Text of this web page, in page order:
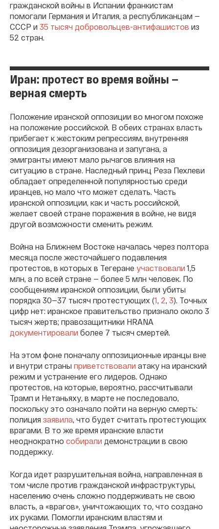
гражданской войны в Испании франкистам
помогали Германия и Италия, а республиканцам —
СССР и 35 тысяч добровольцев-антифашистов из
52 стран.
Иран: протест во время войны —
верная смерть
Положение иранской оппозиции во многом похоже
на положение российской. В обеих странах власть
прибегает к жестоким репрессиям, внутренняя
оппозиция дезорганизована и запугана, а
эмигранты имеют мало рычагов влияния на
ситуацию в стране. Наследный принц Реза Пехлеви
обладает определенной популярностью среди
иранцев, но мало что может сделать. Часть
иранской оппозиции, как и часть российской,
желает своей стране поражения в войне, не видя
другой возможности сменить режим.
Война на Ближнем Востоке началась через полтора
месяца после жесточайшего подавления
протестов, в которых в Тегеране участвовали 1,5
млн, а по всей стране — более 5 млн человек. По
сообщениям иранской оппозиции, были убиты
порядка 30—37 тысяч протестующих (1, 2, 3). Точных
цифр нет: иранское правительство признало около 3
тысяч жертв; правозащитники HRANA
документировали более 7 тысяч смертей.
На этом фоне поначалу оппозиционные иранцы вне
и внутри страны приветствовали атаку на иранский
режим и устранение его лидеров. Однако
протестов, на которые, вероятно, рассчитывали
Трамп и Нетаньяху, в марте не последовало,
поскольку это означало пойти на верную смерть:
полиция заявила, что будет считать протестующих
врагами. В то же время иранские власти
неоднократно собирали демонстрации в свою
поддержку.
Когда идет разрушительная война, направленная в
том числе против гражданской инфраструктуры,
населению очень сложно поддерживать не свою
власть, а «врагов», уничтожающих то, что создано
их руками. Помогли иранским властям и